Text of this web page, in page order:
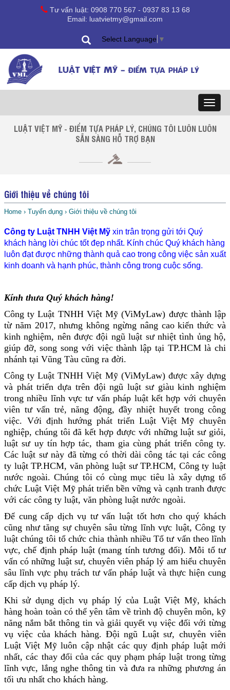
Tư vấn luật: 0908 770 567 - 0937 83 13 68
Email: luatvietmy@gmail.com
Select Language ▼
LUẬT VIỆT MỸ - ĐIỂM TỰA PHÁP LÝ
Toggle
LUẬT VIỆT MỸ - ĐIỂM TỰA PHÁP LÝ, CHÚNG TÔI LUÔN LUÔN
SẴN SÀNG HỖ TRỢ BẠN
Giới thiệu về chúng tôi
Home › Tuyển dụng › Giới thiệu về chúng tôi
Công ty Luật TNHH Việt Mỹ xin trân trọng gửi tới Quý
khách hàng lời chúc tốt đẹp nhất. Kính chúc Quý khách hàng
luôn đạt được những thành quả cao trong công việc sản xuất
kinh doanh và hạnh phúc, thành công trong cuộc sống.
Kính thưa Quý khách hàng!
Công ty Luật TNHH Việt Mỹ (ViMyLaw) được thành lập
từ năm 2017, nhưng không ngừng nâng cao kiến thức và
kinh nghiệm, nên được đội ngũ luật sư nhiệt tình ủng hộ,
giúp đỡ, song song với việc thành lập tại TP.HCM là chi
nhánh tại Vũng Tàu cũng ra đời.
Công ty Luật TNHH Việt Mỹ (ViMyLaw) được xây dựng
và phát triển dựa trên đội ngũ luật sư giàu kinh nghiệm
trong nhiều lĩnh vực tư vấn pháp luật kết hợp với chuyên
viên tư vấn trẻ, năng động, đầy nhiệt huyết trong công
việc. Với định hướng phát triển Luật Việt Mỹ chuyên
nghiệp, chúng tôi đã kết hợp được với những luật sư giỏi,
luật sư uy tín hợp tác, tham gia cùng phát triển công ty.
Các luật sư này đã từng có thời dài công tác tại các công
ty luật TP.HCM, văn phòng luật sư TP.HCM, Công ty luật
nước ngoài. Chúng tôi có cùng mục tiêu là xây dựng tổ
chức Luật Việt Mỹ phát triển bền vững và cạnh tranh được
với các công ty luật, văn phòng luật nước ngoài.
Để cung cấp dịch vụ tư vấn luật tốt hơn cho quý khách
cũng như tăng sự chuyên sâu từng lĩnh vực luật, Công ty
luật chúng tôi tổ chức chia thành nhiều Tổ tư vấn theo lĩnh
vực, chế định pháp luật (mang tính tương đối). Mỗi tổ tư
vấn có những luật sư, chuyên viên pháp lý am hiểu chuyên
sâu lĩnh vực phụ trách tư vấn pháp luật và thực hiện cung
cấp dịch vụ pháp lý.
Khi sử dụng dịch vụ pháp lý của Luật Việt Mỹ, khách
hàng hoàn toàn có thể yên tâm về trình độ chuyên môn, kỹ
năng nắm bắt thông tin và giải quyết vụ việc đối với từng
vụ việc của khách hàng. Đội ngũ Luật sư, chuyên viên
Luật Việt Mỹ luôn cập nhật các quy định pháp luật mới
nhất, các thay đổi của các quy phạm pháp luật trong từng
lĩnh vực, lắng nghe thông tin và đưa ra những phương án
tối ưu nhất cho khách hàng.